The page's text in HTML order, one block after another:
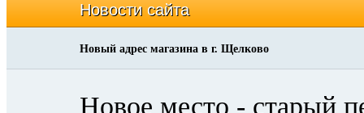
Новости сайта
Новый адрес магазина в г. Щелково
Новое место - старый